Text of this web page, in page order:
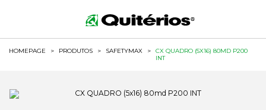
HOMEPAGE > PRODUTOS > SAFETYMAX >
CX QUADRO (5X16) 80MD P200
INT